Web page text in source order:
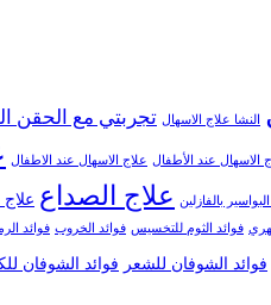
النشا علاج الاسهال تجربتي مع الحقن
الاسهال عند الأطفال علاج الاسهال عند الاطفال
بالفازلين علاج الصداع علاج
فوائد الثوم للتخسيس فوائد الخروب فوائد
فوائد الشوفان للشعر فوائد الشوفان